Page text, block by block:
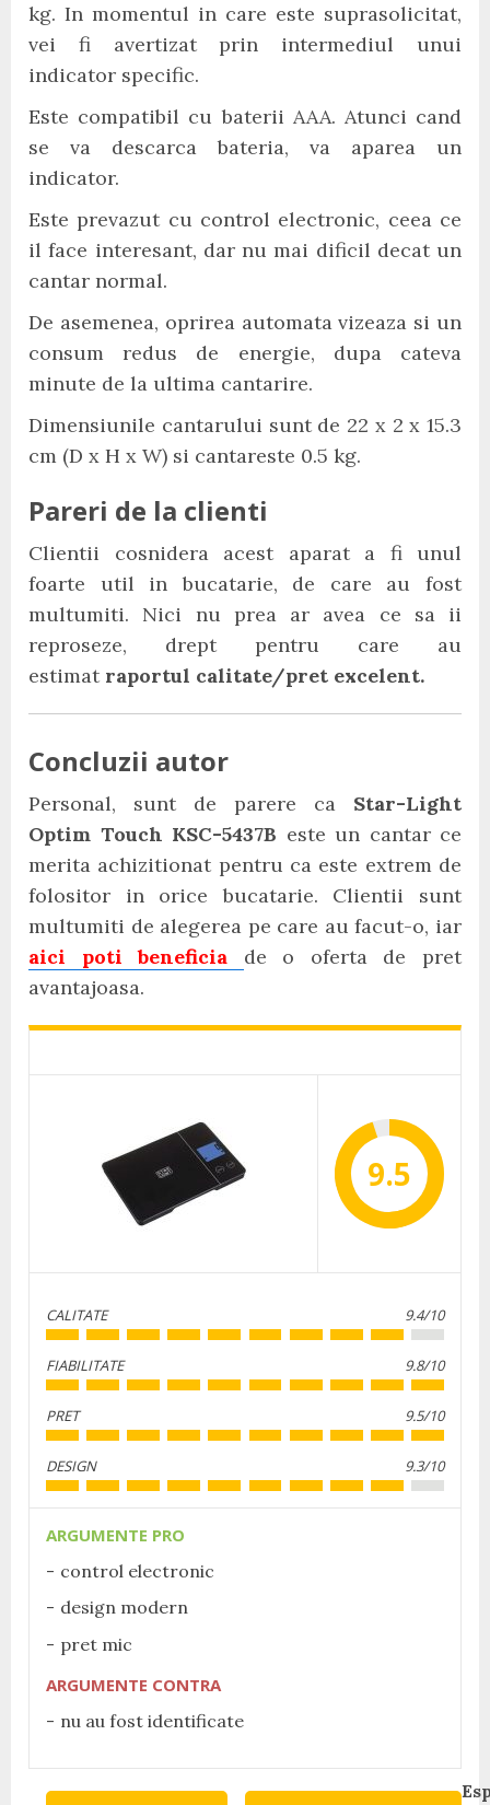
kg. In momentul in care este suprasolicitat,
vei fi avertizat prin intermediul unui
indicator specific.
Este compatibil cu baterii AAA. Atunci cand
se va descarca bateria, va aparea un
indicator.
Este prevazut cu control electronic, ceea ce
il face interesant, dar nu mai dificil decat un
cantar normal.
De asemenea, oprirea automata vizeaza si un
consum redus de energie, dupa cateva
minute de la ultima cantarire.
Dimensiunile cantarului sunt de 22 x 2 x 15.3
cm (D x H x W) si cantareste 0.5 kg.
Pareri de la clienti
Clientii cosnidera acest aparat a fi unul
foarte util in bucatarie, de care au fost
multumiti. Nici nu prea ar avea ce sa ii
reproseze, drept pentru care au
estimat raportul calitate/pret excelent.
Concluzii autor
Personal, sunt de parere ca Star-Light
Optim Touch KSC-5437B este un cantar ce
merita achizitionat pentru ca este extrem de
folositor in orice bucatarie. Clientii sunt
multumiti de alegerea pe care au facut-o, iar
aici poti beneficia
de o oferta de pret
avantajoasa.
9.5
CALITATE 9.4/10
FIABILITATE 9.8/10
PRET 9.5/10
DESIGN 9.3/10
ARGUMENTE PRO
control electronic
design modern
pret mic
ARGUMENTE CONTRA
nu au fost identificate